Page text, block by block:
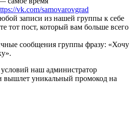
vk.com/samovarovgrad
записи из нашей группы к себе
тот пост, который вам больше всего
сообщения группы фразу: «Хочу
наш администратор
вышлет уникальный промокод на